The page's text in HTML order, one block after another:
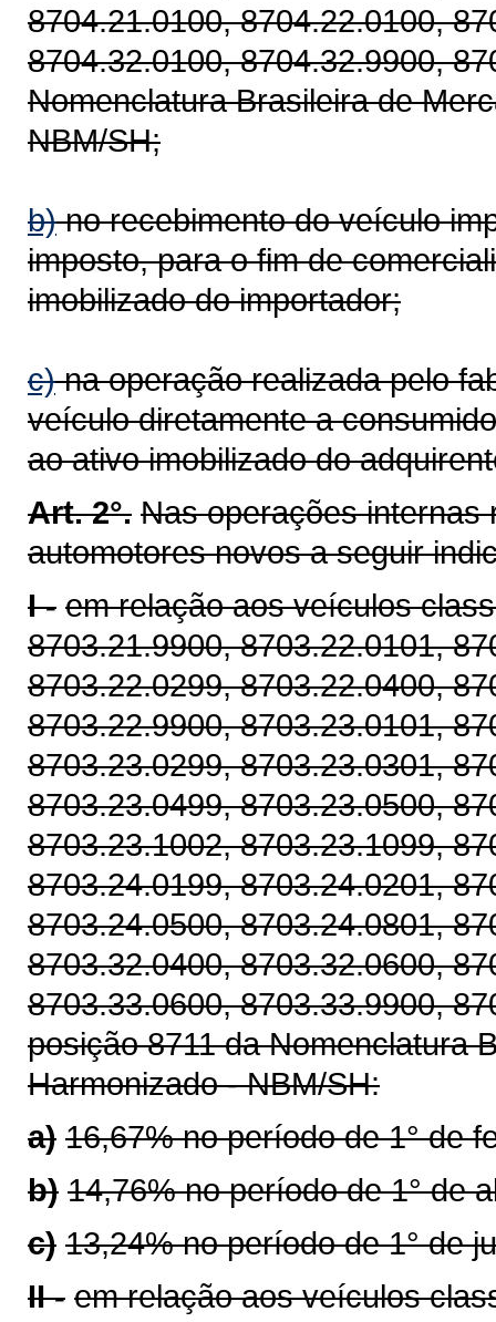
8704.21.0100, 8704.22.0100,
8704.32.0100, 8704.32.9900,
Nomenclatura Brasileira de
NBM/SH;
b)no recebimento do veículo
imposto, para o fim de
imobilizado do importador;
c)na operação realizada pelo
veículo diretamente a
ao ativo imobilizado do
Art. 2°. Nas operações
automotores novos a seguir
I - em relação aos veículos
8703.21.9900, 8703.22.0101,
8703.22.0299, 8703.22.0400,
8703.22.9900, 8703.23.0101,
8703.23.0299, 8703.23.0301,
8703.23.0499, 8703.23.0500,
8703.23.1002, 8703.23.1099,
8703.24.0199, 8703.24.0201,
8703.24.0500, 8703.24.0801,
8703.32.0400, 8703.32.0600,
8703.33.0600, 8703.33.9900,
posição 8711 da Nomenclatura
Harmonizado - NBM/SH:
a) 16,67% no período de 1° de
b) 14,76% no período de 1° de
c) 13,24% no período de 1° de
II - em relação aos veículos